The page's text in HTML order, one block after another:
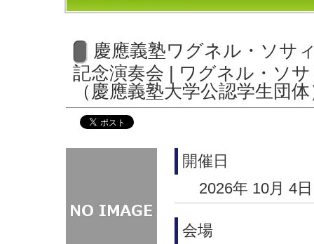
慶應義塾ワグネル・ソサ
記念演奏会 | ワグネル・ソ
（慶應義塾大学公認学生団
開催日
2026年 10月 4
会場